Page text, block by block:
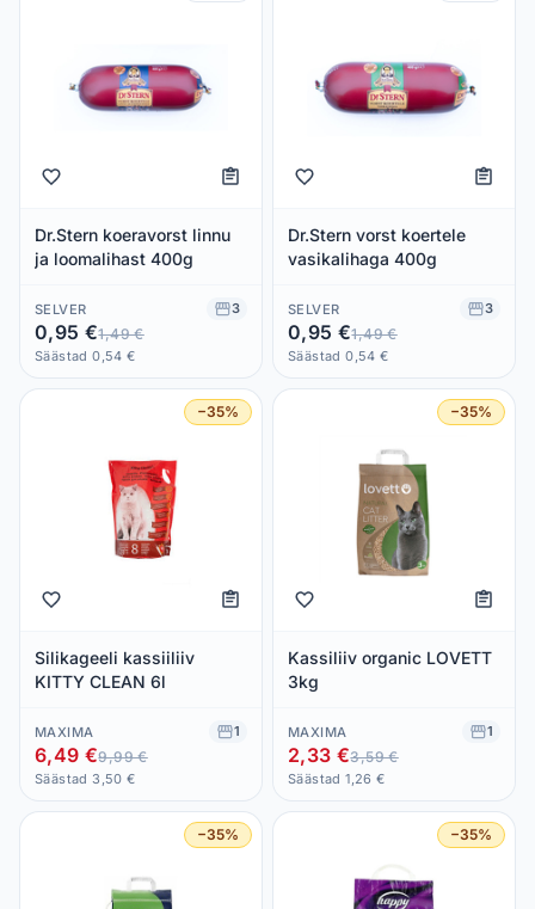
Dr.Stern koeravorst linnu
ja loomalihast 400g
SELVER 3
0,95 €1,49 €
Säästad 0,54 €
Dr.Stern vorst koertele
vasikalihaga 400g
SELVER 3
0,95 €1,49 €
Säästad 0,54 €
−35%
Silikageeli kassiiliiv
KITTY CLEAN 6l
MAXIMA 1
6,49 €9,99 €
Säästad 3,50 €
−35%
Kassiliiv organic LOVETT
3kg
MAXIMA 1
2,33 €3,59 €
Säästad 1,26 €
−35% −35%